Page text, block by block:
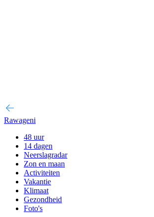
Rawageni
48 uur
14 dagen
Neerslagradar
Zon en maan
Activiteiten
Vakantie
Klimaat
Gezondheid
Foto's